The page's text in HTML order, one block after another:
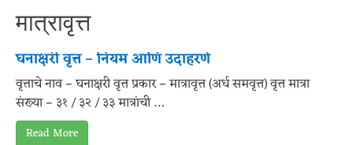
मात्रावृत्त
घनाक्षरी वृत्त – नियम आणि उदाहरणे
वृत्ताचे नाव – घनाक्षरी वृत्त प्रकार – मात्रावृत्त (अर्ध समवृत्त) वृत्त मात्रा
संख्या – ३१ / ३२ / ३३ मात्रांची …
Read More